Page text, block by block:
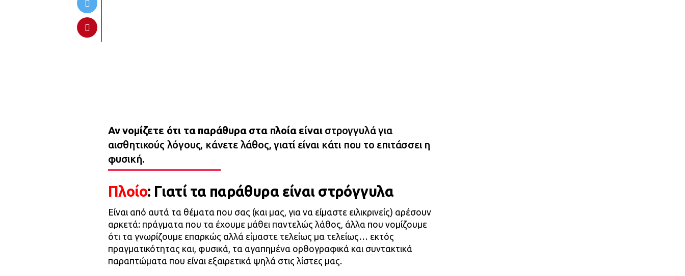
Αν νομίζετε ότι τα παράθυρα στα πλοία είναιστρογγυλά για
αισθητικούς λόγους, κάνετε λάθος, γιατί είναι κάτι που το επιτάσσει η
φυσική.
Πλοίο: Γιατί τα παράθυρα είναι στρόγγυλα
Είναι από αυτά τα θέματα που σας (και μας, για να είμαστε ειλικρινείς) αρέσουν
αρκετά: πράγματα που τα έχουμε μάθει παντελώς λάθος, άλλα που νομίζουμε
ότι τα γνωρίζουμε επαρκώς αλλά είμαστε τελείως μα τελείως… εκτός
πραγματικότητας και, φυσικά, τα αγαπημένα ορθογραφικά και συντακτικά
παραπτώματα που είναι εξαιρετικά ψηλά στις λίστες μας.